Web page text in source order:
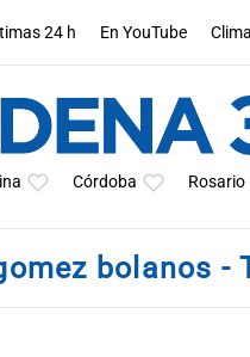
24 h En YouTube Clima
Córdoba Rosario
bolanos -